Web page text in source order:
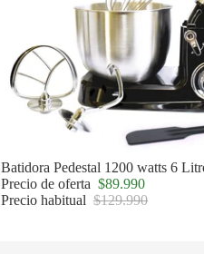
Oferta
Batidora Pedestal 1200 watts 6
Precio de oferta $89.990
Precio habitual $129.990